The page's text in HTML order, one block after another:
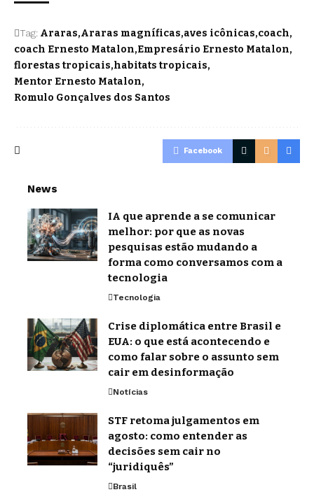
Tag: Araras Araras magníficas aves icônicas coach
coach Ernesto Matalon Empresário Ernesto Matalon
florestas tropicais habitats tropicais
Mentor Ernesto Matalon
Romulo Gonçalves dos Santos
Facebook
News
IA que aprende a se comunicar
melhor: por que as novas
pesquisas estão mudando a
forma como conversamos com a
tecnologia
Tecnologia
Crise diplomática entre Brasil e
EUA: o que está acontecendo e
como falar sobre o assunto sem
cair em desinformação
Notícias
STF retoma julgamentos em
agosto: como entender as
decisões sem cair no
“juridiquês”
Brasil